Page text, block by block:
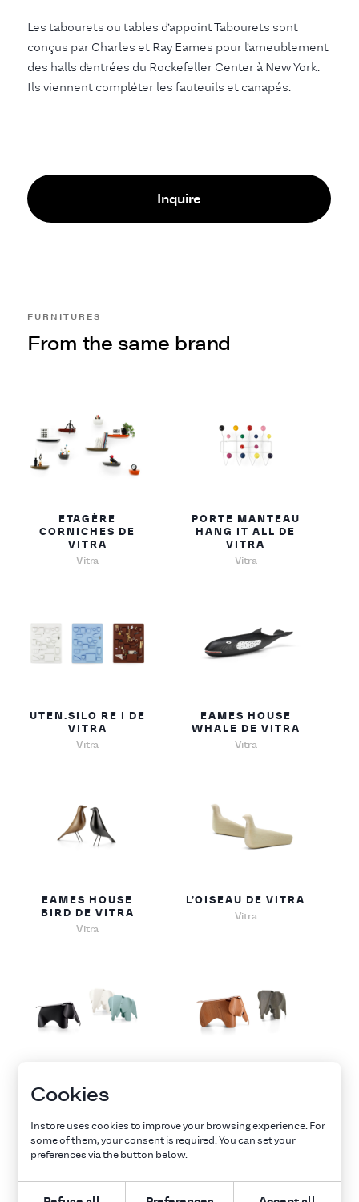
Les tabourets ou tables d’appoint Tabourets sont
conçus par Charles et Ray Eames pour l’ameublement
des halls d’entrées du Rockefeller Center à New York.
Ils viennent compléter les fauteuils et canapés.
Inquire
From the same brand
FURNITURES
ETAGÈRE
CORNICHES DE
VITRA
Vitra
PORTE MANTEAU
HANG IT ALL DE
VITRA
Vitra
UTEN.SILO RE I DE
VITRA
Vitra
EAMES HOUSE
WHALE DE VITRA
Vitra
EAMES HOUSE
BIRD DE VITRA
Vitra
L’OISEAU DE VITRA
Vitra
EAMES ELEPHANT
DE VITRA
Vitra
Cookies
Instore uses cookies to improve your browsing experience. For
some of them, your consent is required. You can set your
preferences via the button below.